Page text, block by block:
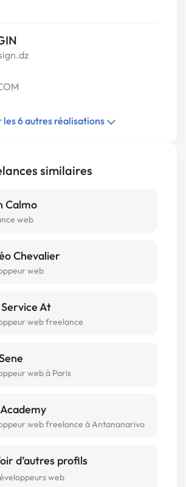
les 6 autres réalisations
similaires
Calmo
web
Chevalier
web
At
web freelance
web à Paris
web freelance à Antananarivo
d’autres profils
web